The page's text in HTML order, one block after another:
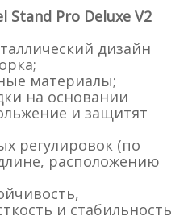
Stand Pro Deluxe V2
дизайн
материалы;
на основании
и защитят
регулировок (по
расположению
и стабильность